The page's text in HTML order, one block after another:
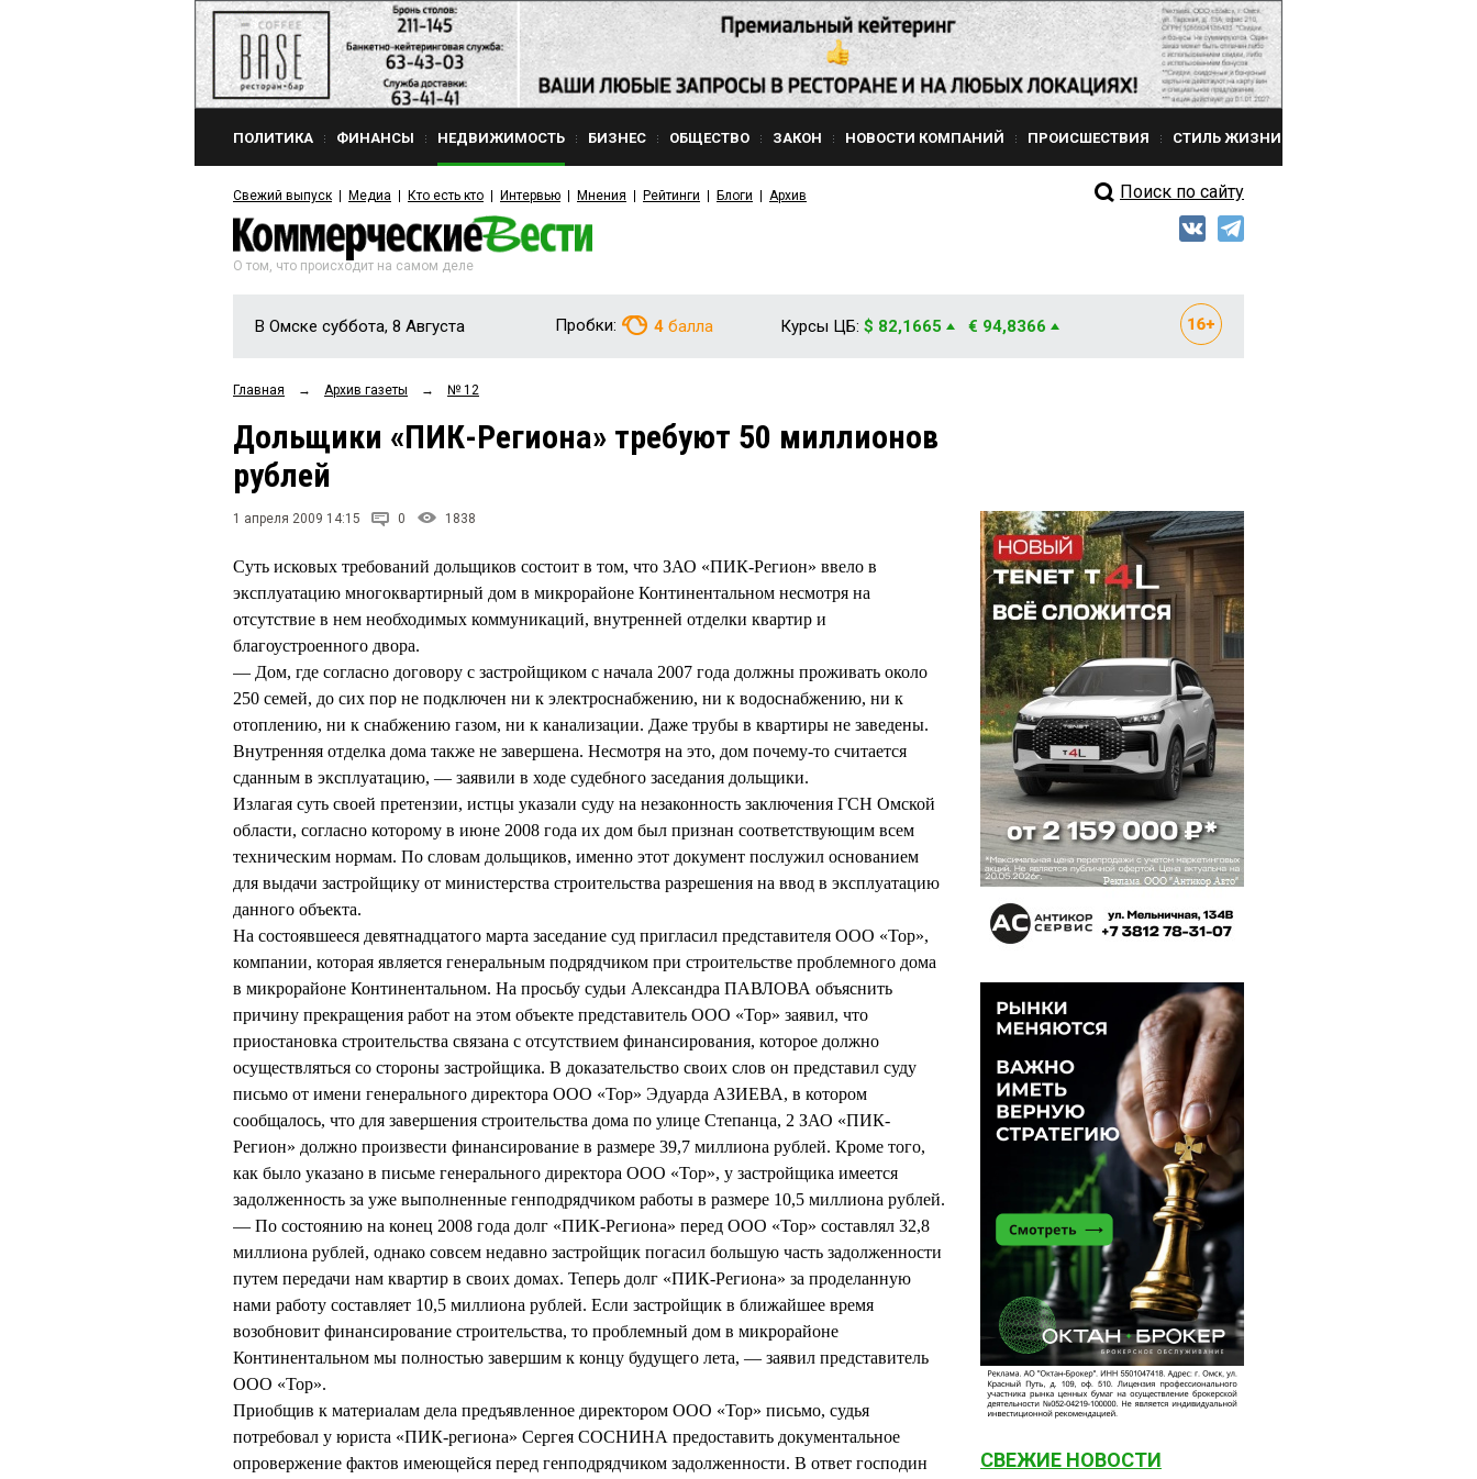
ПОЛИТИКА ФИНАНСЫ НЕДВИЖИМОСТЬ БИЗНЕС ОБЩЕСТВО ЗАКОН НОВОСТИ КОМПАНИЙ ПРОИСШЕСТВИЯ СТИЛЬ ЖИЗНИ
Свежий выпуск Медиа Кто есть кто Интервью Мнения Рейтинги Блоги Архив Поиск по сайту
О том, что происходит на самом деле
В Омске суббота, 8 Августа Пробки: 4 балла Курсы ЦБ: $ 82,1665 € 94,8366
Главная → Архив газеты → № 12
Дольщики «ПИК-Региона» требуют 50 миллионов
рублей
1 апреля 2009 14:15 0 1838
Суть исковых требований дольщиков состоит в том, что ЗАО «ПИК-Регион» ввело в
эксплуатацию многоквартирный дом в микрорайоне Континентальном несмотря на
отсутствие в нем необходимых коммуникаций, внутренней отделки квартир и
благоустроенного двора.
— Дом, где согласно договору с застройщиком с начала 2007 года должны проживать около
250 семей, до сих пор не подключен ни к электроснабжению, ни к водоснабжению, ни к
отоплению, ни к снабжению газом, ни к канализации. Даже трубы в квартиры не заведены.
Внутренняя отделка дома также не завершена. Несмотря на это, дом почему-то считается
сданным в эксплуатацию, — заявили в ходе судебного заседания дольщики.
Излагая суть своей претензии, истцы указали суду на незаконность заключения ГСН Омской
области, согласно которому в июне 2008 года их дом был признан соответствующим всем
техническим нормам. По словам дольщиков, именно этот документ послужил основанием
для выдачи застройщику от министерства строительства разрешения на ввод в эксплуатацию
данного объекта.
На состоявшееся девятнадцатого марта заседание суд пригласил представителя ООО «Тор»,
компании, которая является генеральным подрядчиком при строительстве проблемного дома
в микрорайоне Континентальном. На просьбу судьи Александра ПАВЛОВА объяснить
причину прекращения работ на этом объекте представитель ООО «Тор» заявил, что
приостановка строительства связана с отсутствием финансирования, которое должно
осуществляться со стороны застройщика. В доказательство своих слов он представил суду
письмо от имени генерального директора ООО «Тор» Эдуарда АЗИЕВА, в котором
сообщалось, что для завершения строительства дома по улице Степанца, 2 ЗАО «ПИК-
Регион» должно произвести финансирование в размере 39,7 миллиона рублей. Кроме того,
как было указано в письме генерального директора ООО «Тор», у застройщика имеется
задолженность за уже выполненные генподрядчиком работы в размере 10,5 миллиона рублей.
— По состоянию на конец 2008 года долг «ПИК-Региона» перед ООО «Тор» составлял 32,8
миллиона рублей, однако совсем недавно застройщик погасил большую часть задолженности
путем передачи нам квартир в своих домах. Теперь долг «ПИК-Региона» за проделанную
нами работу составляет 10,5 миллиона рублей. Если застройщик в ближайшее время
возобновит финансирование строительства, то проблемный дом в микрорайоне
Континентальном мы полностью завершим к концу будущего лета, — заявил представитель
ООО «Тор».
Приобщив к материалам дела предъявленное директором ООО «Тор» письмо, судья
потребовал у юриста «ПИК-региона» Сергея СОСНИНА предоставить документальное
опровержение фактов имеющейся перед генподрядчиком задолженности. В ответ господин
СВЕЖИЕ НОВОСТИ